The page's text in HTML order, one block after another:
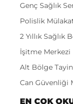
Genç Sağlık
Polislik
2 Yıllık Sağlık
İşitme Merkezi
Alt Bölge
Can Güvenliği
EN ÇOK